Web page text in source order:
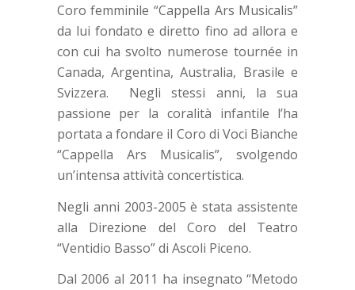
Coro femminile “Cappella Ars Musicalis”
da lui fondato e diretto fino ad allora e
con cui ha svolto numerose tournée in
Canada, Argentina, Australia, Brasile e
Svizzera. Negli stessi anni, la sua
passione per la coralità infantile l’ha
portata a fondare il Coro di Voci Bianche
“Cappella Ars Musicalis”, svolgendo
un’intensa attività concertistica.
Negli anni 2003-2005 è stata assistente
alla Direzione del Coro del Teatro
“Ventidio Basso” di Ascoli Piceno.
Dal 2006 al 2011 ha insegnato “Metodo